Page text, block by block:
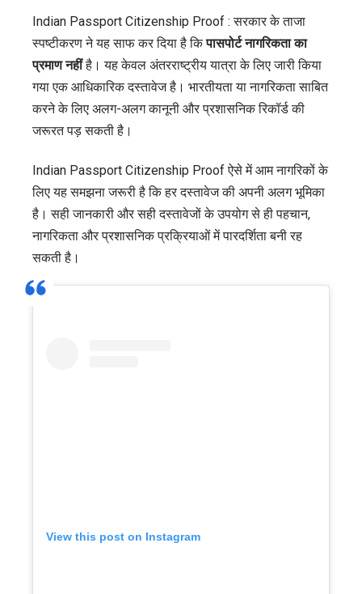
Indian Passport Citizenship Proof : सरकार के ताजा
स्पष्टीकरण ने यह साफ कर दिया है किपासपोर्ट नागरिकता का
प्रमाण नहींहै। यह केवल अंतरराष्ट्रीय यात्रा के लिए जारी किया
गया एक आधिकारिक दस्तावेज है। भारतीयता या नागरिकता साबित
करने के लिए अलग-अलग कानूनी और प्रशासनिक रिकॉर्ड की
जरूरत पड़ सकती है।
Indian Passport Citizenship Proof ऐसे में आम नागरिकों के
लिए यह समझना जरूरी है कि हर दस्तावेज की अपनी अलग भूमिका
है। सही जानकारी और सही दस्तावेजों के उपयोग से ही पहचान,
नागरिकता और प्रशासनिक प्रक्रियाओं में पारदर्शिता बनी रह
सकती है।
View this post on Instagram